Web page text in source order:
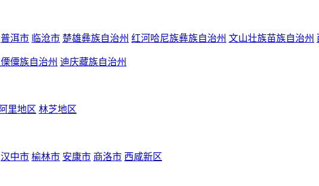
普洱市 临沧市 楚雄彝族自治州 红河哈尼族彝族自治州 文山壮族苗族自治州
僳族自治州 迪庆藏族自治州
阿里地区 林芝地区
汉中市 榆林市 安康市 商洛市 西咸新区